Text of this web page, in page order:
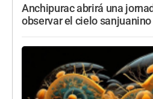
Anchipurac abrirá una
observar el cielo sanjuanino